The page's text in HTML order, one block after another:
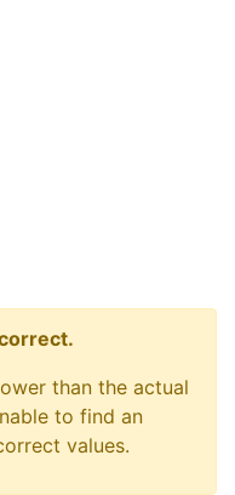
than the actual
to find an
values.